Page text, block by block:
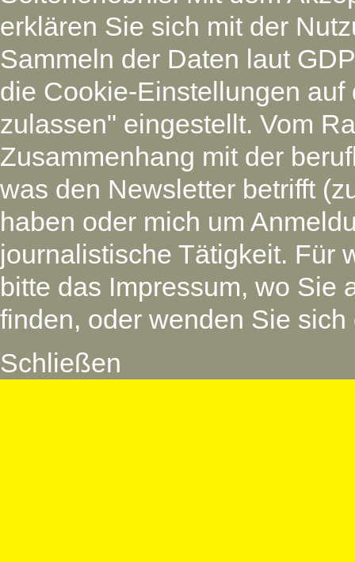
erklären Sie sich mit der
Sammeln der Daten laut
die Cookie-Einstellungen
zulassen" eingestellt. Vom
Zusammenhang mit der
was den Newsletter betrifft
haben oder mich um
journalistische Tätigkeit. Für
bitte das Impressum, wo Sie
finden, oder wenden Sie
Schließen